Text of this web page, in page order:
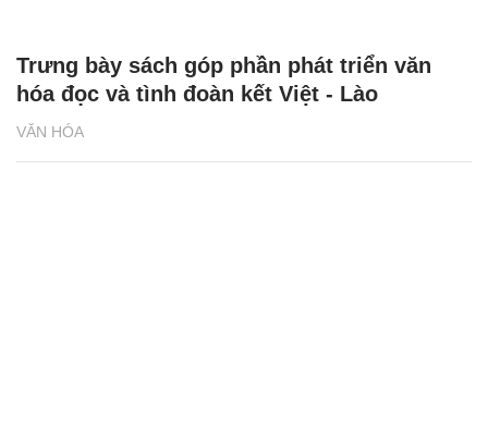
VĂN HÓA
Trưng bày sách góp phần phát triển văn
hóa đọc và tình đoàn kết Việt - Lào